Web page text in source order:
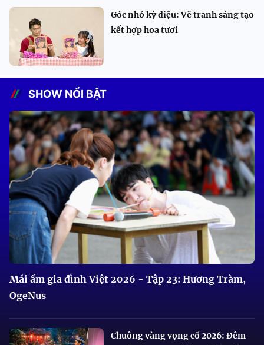
Góc nhỏ kỳ diệu: Vẽ tranh sáng tạo
kết hợp hoa tươi
SHOW NỔI BẬT
Mái ấm gia đình Việt 2026 - Tập 23: Hương Tràm,
OgeNus
Chuông vàng vọng cổ 2026: Đêm